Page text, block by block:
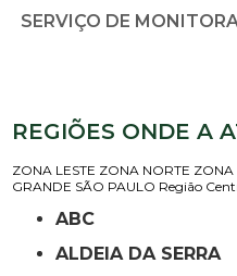
SERVIÇO DE
REGIÕES ONDE A
ZONA LESTE ZONA NORTE ZONA
GRANDE SÃO PAULO Região
ABC
ALDEIA DA SERRA